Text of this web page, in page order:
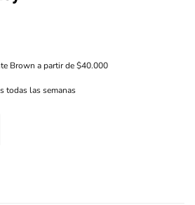
Brown a partir de $40.000
todas las semanas